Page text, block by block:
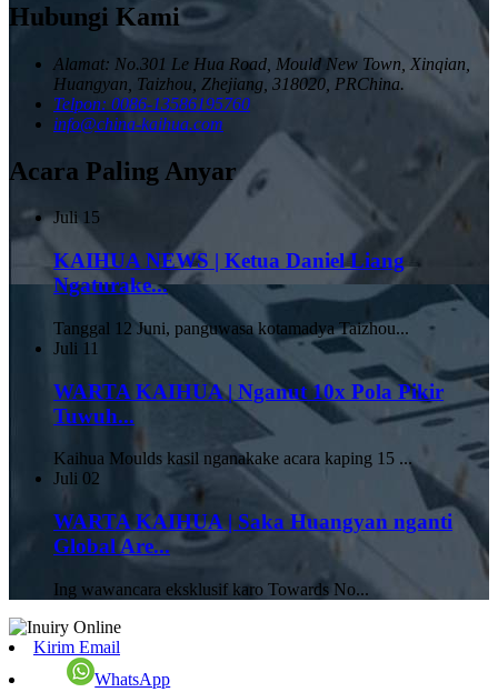
Hubungi Kami
Alamat: No.301 Le Hua Road, Mould New Town, Xinqian,
Huangyan, Taizhou, Zhejiang, 318020, PRChina.
Telpon: 0086-13586195760
info@china-kaihua.com
Acara Paling Anyar
Juli 15
KAIHUA NEWS | Ketua Daniel Liang
Ngaturake...
Tanggal 12 Juni, panguwasa kotamadya Taizhou...
Juli 11
WARTA KAIHUA | Nganut 10x Pola Pikir
Tuwuh...
Kaihua Moulds kasil nganakake acara kaping 15 ...
Juli 02
WARTA KAIHUA | Saka Huangyan nganti
Global Are...
Ing wawancara eksklusif karo Towards No...
Kirim Email
WhatsApp